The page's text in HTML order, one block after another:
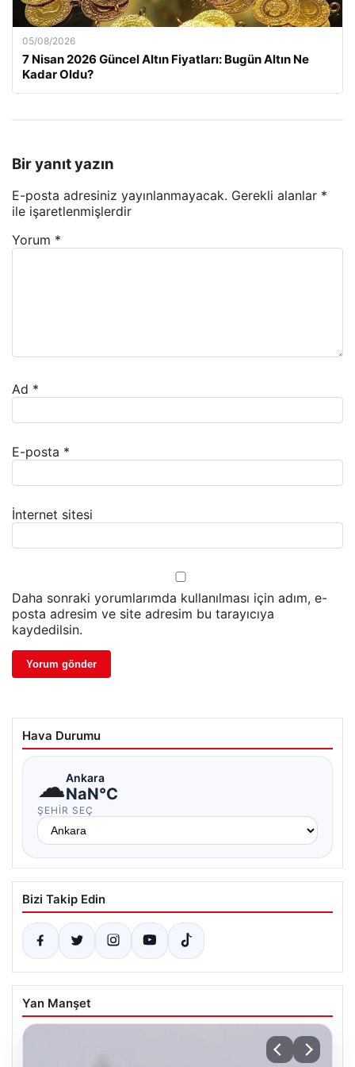
05/08/2026
7 Nisan 2026 Güncel Altın Fiyatları: Bugün Altın Ne
Kadar Oldu?
Bir yanıt yazın
E-posta adresiniz yayınlanmayacak. Gerekli alanlar *
ile işaretlenmişlerdir
Yorum *
Ad *
E-posta *
İnternet sitesi
Daha sonraki yorumlarımda kullanılması için adım, e-
posta adresim ve site adresim bu tarayıcıya
kaydedilsin.
Hava Durumu
☁Ankara
NaN°C
ŞEHIR SEÇ
Bizi Takip Edin
Yan Manşet